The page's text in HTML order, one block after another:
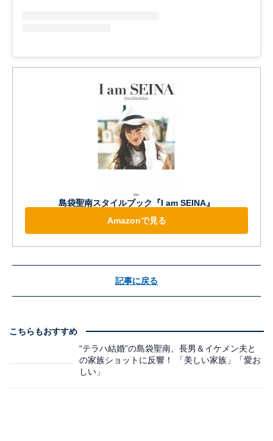
島袋聖南スタイルブック『I am SEINA』
Amazonで見る
記事に戻る
こちらもおすすめ
“テラハ結婚”の島袋聖南、長男＆イケメン夫と
の家族ショットに反響！ 「美しい家族」「愛お
しい」